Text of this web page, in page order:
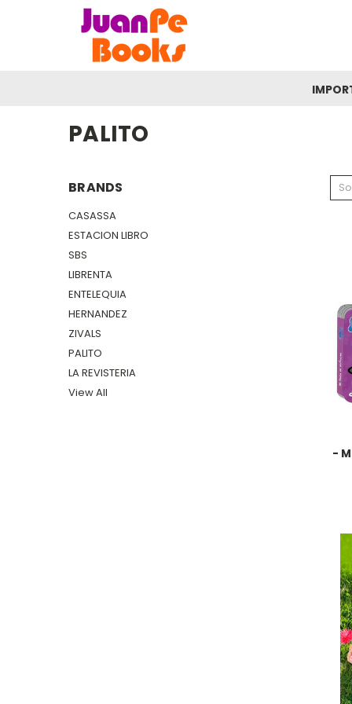
PALITO
BRANDS
CASASSA
ESTACION LIBRO
SBS
LIBRENTA
ENTELEQUIA
HERNANDEZ
ZIVALS
PALITO
LA REVISTERIA
View All
-